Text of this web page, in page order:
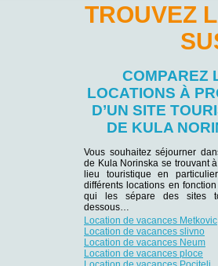
TROUVEZ
COMPAREZ
LOCATIONS À
D’UN SITE
DE KULA
Vous souhaitez séjourner
de Kula Norinska se trouvant
lieu touristique en
différents locations en
qui les sépare des sites
dessous…
Location de vacances Metkovic
Location de vacances slivno
Location de vacances Neum
Location de vacances ploce